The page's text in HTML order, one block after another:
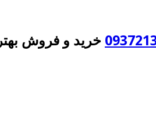
خرید و فروش